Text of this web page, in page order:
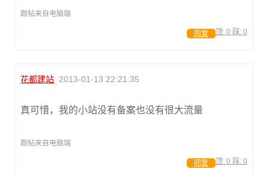
跟帖来自电脑端
顶: 0 踩: 0
回复
花都建站 2013-01-13 22:21:35
真可惜，我的小站没有备案也没有很大流量
跟帖来自电脑端
顶: 0 踩: 0
回复